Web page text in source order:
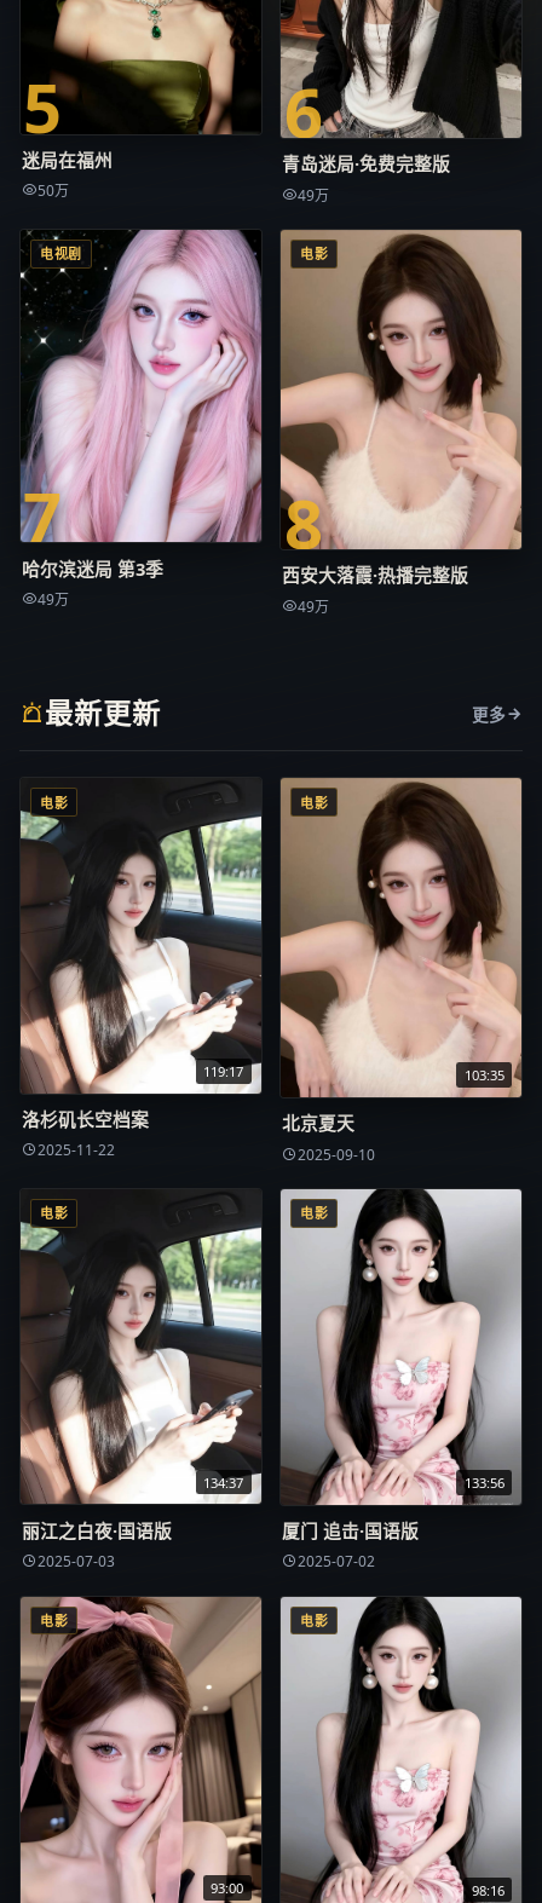
5
迷局在福州
50万
6
青岛迷局·免费完整版
49万
7
电视剧
哈尔滨迷局 第3季
49万
8
电影
西安大落霞·热播完整版
49万
最新更新 更多
电影
119:17
洛杉矶长空档案
2025-11-22
电影
103:35
北京夏天
2025-09-10
电影
134:37
丽江之白夜·国语版
2025-07-03
电影
133:56
厦门 追击·国语版
2025-07-02
电影
93:00
电影
98:16